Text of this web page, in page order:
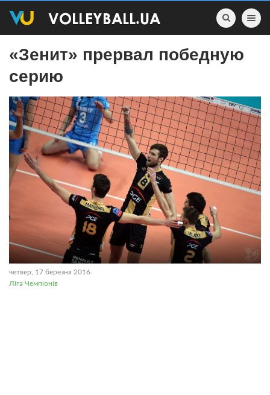
Toggle
«Зенит» прервал победную
серию
четвер, 17 березня 2016
Ліга Чемпіонів